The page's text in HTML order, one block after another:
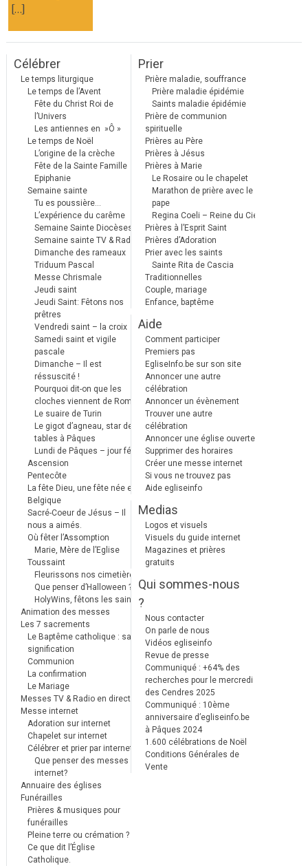
[…]
Célébrer
Le temps liturgique
Le temps de l’Avent
Fête du Christ Roi de
l’Univers
Les antiennes en »Ô »
Le temps de Noël
L’origine de la crèche
Fête de la Sainte Famille
Epiphanie
Semaine sainte
Tu es poussière…
L’expérience du carême
Semaine Sainte Diocèses
Semaine sainte TV & Radio
Dimanche des rameaux
Triduum Pascal
Messe Chrismale
Jeudi saint
Jeudi Saint: Fêtons nos
prêtres
Vendredi saint – la croix
Samedi saint et vigile
pascale
Dimanche – Il est
réssuscité !
Pourquoi dit-on que les
cloches viennent de Rome ?
Le suaire de Turin
Le gigot d’agneau, star des
tables à Pâques
Lundi de Pâques – jour férié
Ascension
Pentecôte
La fête Dieu, une fête née en
Belgique
Sacré-Coeur de Jésus – Il
nous a aimés.
Où fêter l’Assomption
Marie, Mère de l’Eglise
Toussaint
Fleurissons nos cimetières
Que penser d’Halloween ?
HolyWins, fêtons les saints !
Animation des messes
Les 7 sacrements
Le Baptême catholique : sa
signification
Communion
La confirmation
Le Mariage
Messes TV & Radio en direct
Messe internet
Adoration sur internet
Chapelet sur internet
Célébrer et prier par internet
Que penser des messes
internet?
Annuaire des églises
Funérailles
Prières & musiques pour
funérailles
Pleine terre ou crémation ?
Ce que dit l’Église
Catholique.
Prier
Prière maladie, souffrance
Prière maladie épidémie
Saints maladie épidémie
Prière de communion
spirituelle
Prières au Père
Prières à Jésus
Prières à Marie
Le Rosaire ou le chapelet
Marathon de prière avec le
pape
Regina Coeli – Reine du Ciel
Prières à l’Esprit Saint
Prières d’Adoration
Prier avec les saints
Sainte Rita de Cascia
Traditionnelles
Couple, mariage
Enfance, baptême
Aide
Comment participer
Premiers pas
EgliseInfo.be sur son site
Annoncer une autre
célébration
Annoncer un évènement
Trouver une autre
célébration
Annoncer une église ouverte
Supprimer des horaires
Créer une messe internet
Si vous ne trouvez pas
Aide egliseinfo
Medias
Logos et visuels
Visuels du guide internet
Magazines et prières
gratuits
Qui sommes-nous
?
Nous contacter
On parle de nous
Vidéos egliseinfo
Revue de presse
Communiqué : +64% des
recherches pour le mercredi
des Cendres 2025
Communiqué : 10ème
anniversaire d’egliseinfo.be
à Pâques 2024
1.600 célébrations de Noël
Conditions Générales de
Vente